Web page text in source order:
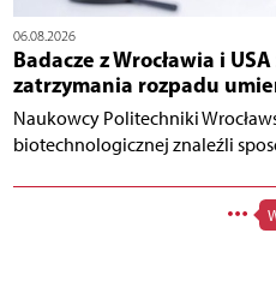
06.08.2026
Badacze z Wrocławia i
zatrzymania rozpadu
Naukowcy Politechniki
biotechnologicznej znaleźli